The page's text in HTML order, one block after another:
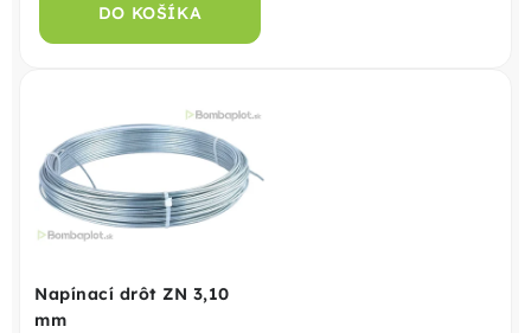
DO KOŠÍKA
Napínací drôt ZN 3,10
mm